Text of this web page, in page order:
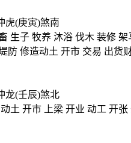
虎(庚寅)煞南
生子 牧养 沐浴 伐木 装修
防 修造动土 开市 交易 出
龙(壬辰)煞北
土 开市 上梁 开业 动工 开